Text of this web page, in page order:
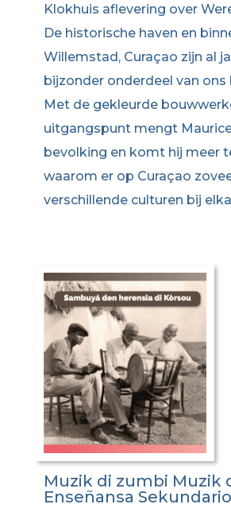
Klokhuis aflevering over
De historische haven en
Willemstad, Curaçao zijn al
bijzonder onderdeel van ons
Met de gekleurde
uitgangspunt mengt
bevolking en komt hij meer
waarom er op Curaçao
verschillende culturen bij
Muzik di zumbi Muzik
Enseñansa Sekundario